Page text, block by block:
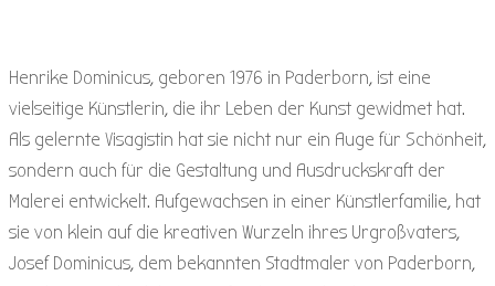
Henrike Dominicus, geboren 1976 in Paderborn, ist eine
vielseitige Künstlerin, die ihr Leben der Kunst gewidmet hat.
Als gelernte Visagistin hat sie nicht nur ein Auge für Schönheit,
sondern auch für die Gestaltung und Ausdruckskraft der
Malerei entwickelt. Aufgewachsen in einer Künstlerfamilie, hat
sie von klein auf die kreativen Wurzeln ihres Urgroßvaters,
Josef Dominicus, dem bekannten Stadtmaler von Paderborn,